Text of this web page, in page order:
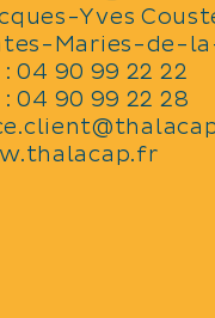
avec accès
balcon ou
7 Jours / 7.
organiser vos
vos réunions de
vous offrir une
Yves
Maries-de-
:04 90 99 22 22
:04 90 99 22 28